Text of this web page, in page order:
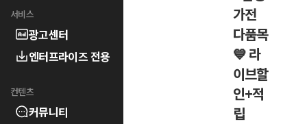
서비스
광고센터
엔터프라이즈 전용
컨텐츠
커뮤니티
가전
다품목
💙 라
이브할
인+적
립